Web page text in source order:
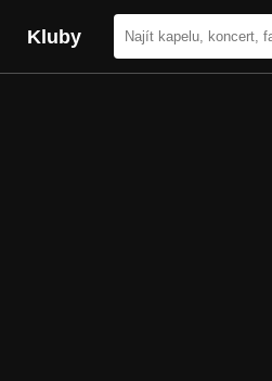
Kluby